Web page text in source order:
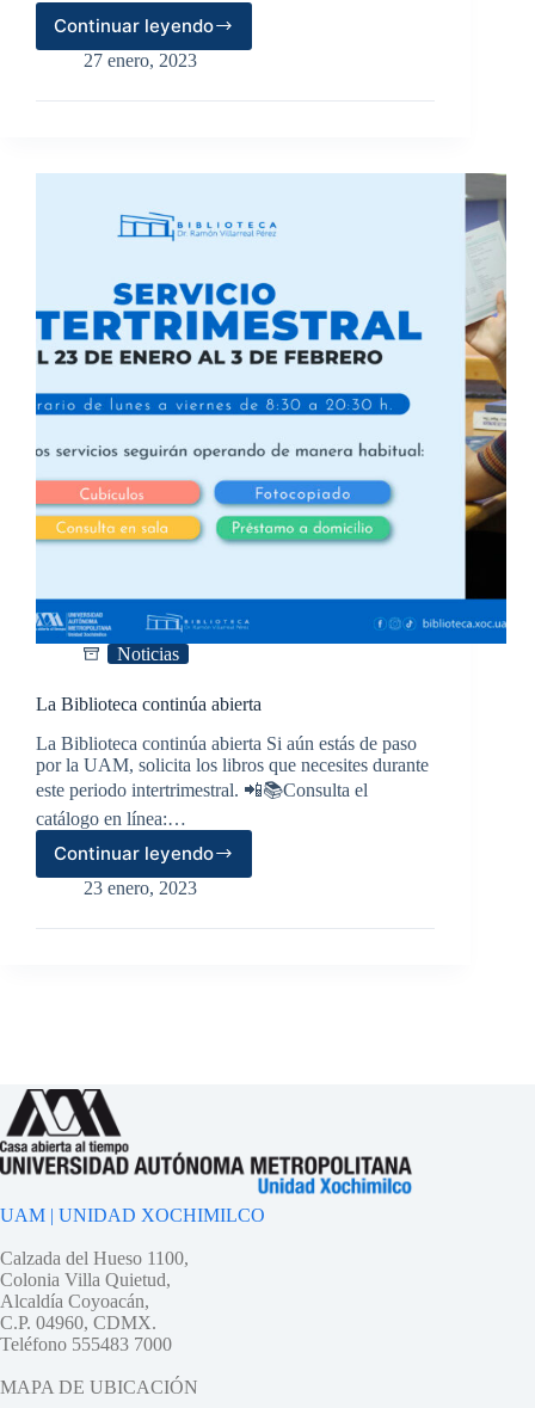
Continuar leyendo
CLIDDA
2023
27 enero, 2023
Noticias
La Biblioteca continúa abierta
La Biblioteca continúa abierta Si aún estás de paso
por la UAM, solicita los libros que necesites durante
este periodo intertrimestral. 📲📚Consulta el
catálogo en línea:…
Continuar leyendo
La
Biblioteca
abierta
23 enero, 2023
UAM | UNIDAD XOCHIMILCO
Calzada del Hueso 1100,
Colonia Villa Quietud,
Alcaldía Coyoacán,
C.P. 04960, CDMX.
Teléfono 555483 7000
MAPA DE UBICACIÓN